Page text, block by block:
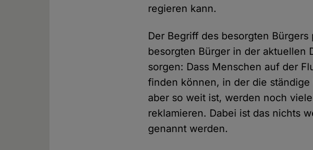
regieren kann.
Der Begriff des besorgten
besorgten Bürger in der aktuellen
sorgen: Dass Menschen auf der
finden können, in der die
aber so weit ist, werden noch
reklamieren. Dabei ist das nichts
genannt werden.